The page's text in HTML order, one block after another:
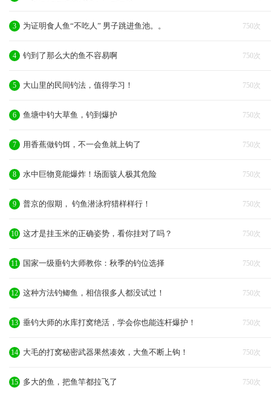
750次
3 为证明食人鱼“不吃人” 男子跳进鱼池。。
750次
4 钓到了那么大的鱼不容易啊
750次
5 大山里的民间钓法，值得学习！
750次
6 鱼塘中钓大草鱼，钓到爆护
750次
7 用香蕉做钓饵，不一会鱼就上钩了
750次
8 水中巨物竟能爆炸！场面骇人极其危险
750次
9 普京的假期， 钓鱼潜泳狩猎样样行！
750次
10 这才是挂玉米的正确姿势，看你挂对了吗？
750次
11 国家一级垂钓大师教你：秋季的钓位选择
750次
12 这种方法钓鲫鱼，相信很多人都没试过！
750次
13 垂钓大师的水库打窝绝活，学会你也能连杆爆护！
750次
14 大毛的打窝秘密武器果然凑效，大鱼不断上钩！
750次
15 多大的鱼，把鱼竿都拉飞了